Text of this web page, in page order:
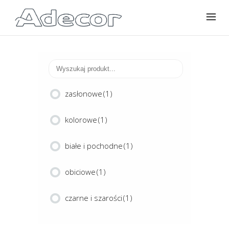
zasłonowe(1)
kolorowe(1)
białe i pochodne(1)
obiciowe(1)
czarne i szarości(1)